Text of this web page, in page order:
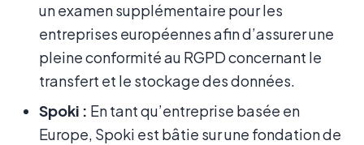
un examen supplémentaire pour les
entreprises européennes afin d’assurer une
pleine conformité au RGPD concernant le
transfert et le stockage des données.
Spoki : En tant qu’entreprise basée en
Europe, Spoki est bâtie sur une fondation de